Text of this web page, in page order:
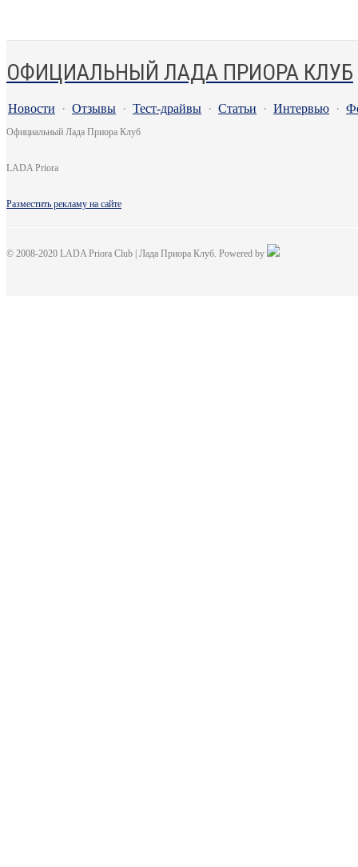
ОФИЦИАЛЬНЫЙ ЛАДА ПРИОРА КЛУБ
Новости · Отзывы · Тест-драйвы · Статьи · Интервью ·
Официальный Лада Приора Клуб
LADA Priora
Разместить рекламу на сайте
© 2008-2020 LADA Priora Club | Лада Приора Клуб. Powered by